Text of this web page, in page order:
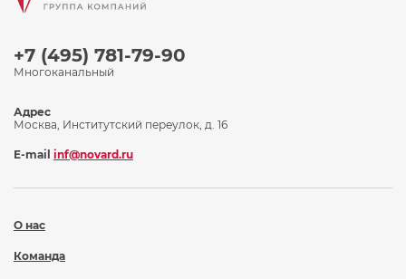
+7 (495) 781-79-90
Многоканальный
О нас
Команда
Адрес
Москва, Институтский переулок, д. 16
E-mail inf@novard.ru